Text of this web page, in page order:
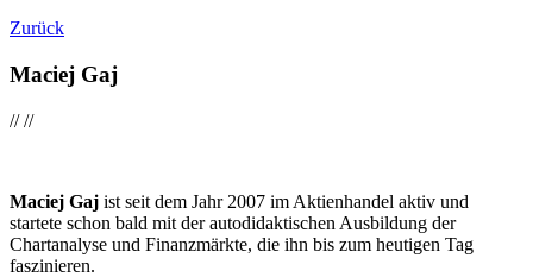
Zurück
Maciej Gaj
////
Maciej Gaj ist seit dem Jahr 2007 im Aktienhandel aktiv und
startete schon bald mit der autodidaktischen Ausbildung der
Chartanalyse und Finanzmärkte, die ihn bis zum heutigen Tag
faszinieren.